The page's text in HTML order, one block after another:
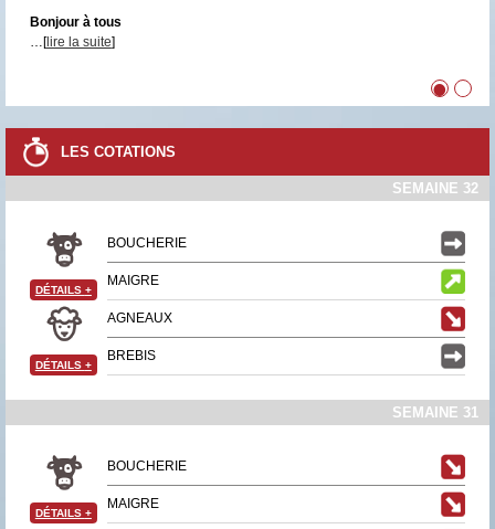
Bonjour à tous
…[lire la suite]
••
LES COTATIONS
SEMAINE 32
BOUCHERIE
MAIGRE
DÉTAILS +
AGNEAUX
BREBIS
DÉTAILS +
SEMAINE 31
BOUCHERIE
MAIGRE
DÉTAILS +